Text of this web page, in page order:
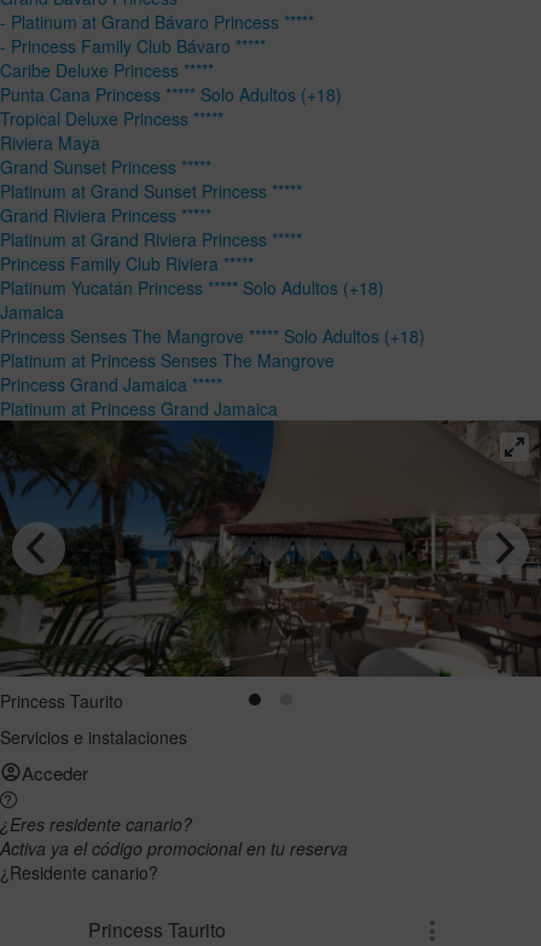
- Platinum at Grand Bávaro Princess *****
- Princess Family Club Bávaro *****
Caribe Deluxe Princess *****
Punta Cana Princess ***** Solo Adultos (+18)
Tropical Deluxe Princess *****
Riviera Maya
Grand Sunset Princess *****
Platinum at Grand Sunset Princess *****
Grand Riviera Princess *****
Platinum at Grand Riviera Princess *****
Princess Family Club Riviera *****
Platinum Yucatán Princess ***** Solo Adultos (+18)
Jamaica
Princess Senses The Mangrove ***** Solo Adultos (+18)
Platinum at Princess Senses The Mangrove
Princess Grand Jamaica *****
Platinum at Princess Grand Jamaica
Princess Taurito
Servicios e instalaciones
Acceder
¿Eres residente canario?
Activa ya el código promocional en tu reserva
¿Residente canario?
Princess Taurito